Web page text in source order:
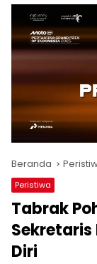
Beranda
Peristiwa
Tabrak
Sekretaris
Diri